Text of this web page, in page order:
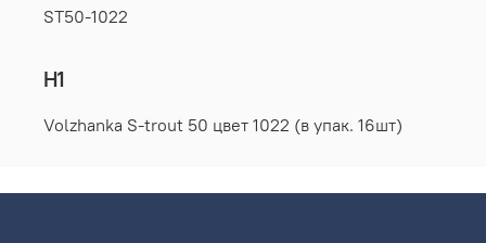
ST50-1022
H1
Volzhanka S-trout 50 цвет 1022 (в упак. 16шт)